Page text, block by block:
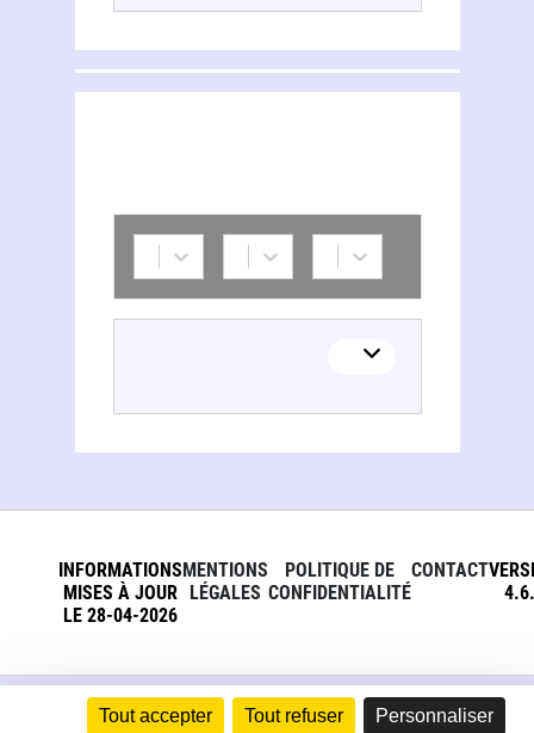
Tout accepter Tout refuser Personnaliser
INFORMATIONS
MISES À JOUR
LE 28-04-2026
MENTIONS
LÉGALES
POLITIQUE DE
CONFIDENTIALITÉ
CONTACT